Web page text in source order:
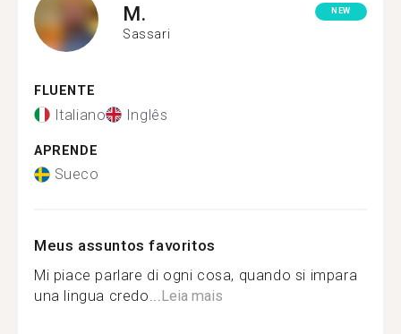
M.
Sassari
NEW
FLUENTE
Italiano Inglês
APRENDE
Sueco
Meus assuntos favoritos
Mi piace parlare di ogni cosa, quando si impara
una lingua credo...Leia mais